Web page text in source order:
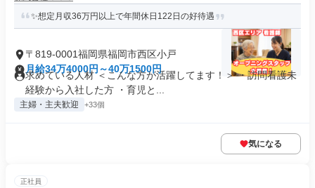
✨想定月収36万円以上で年間休日122日の好待遇
〒819-0001福岡県福岡市西区小戸
月給34万4000円～40万1500円
求めている人材 ＜こんな方が活躍してます！＞ ・訪問看護未
経験から入社した方 ・育児と...
主婦・主夫歓迎 +33個
気になる
正社員